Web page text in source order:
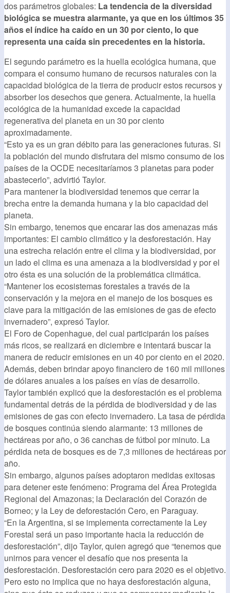
dos parámetros globales: La tendencia de la diversidad
biológica se muestra alarmante, ya que en los últimos 35
años el índice ha caído en un 30 por ciento, lo que
representa una caída sin precedentes en la historia.
El segundo parámetro es la huella ecológica humana, que
compara el consumo humano de recursos naturales con la
capacidad biológica de la tierra de producir estos recursos y
absorber los desechos que genera. Actualmente, la huella
ecológica de la humanidad excede la capacidad
regenerativa del planeta en un 30 por ciento
aproximadamente.
“Esto ya es un gran débito para las generaciones futuras. Si
la población del mundo disfrutara del mismo consumo de los
países de la OCDE necesitaríamos 3 planetas para poder
abastecerlo”, advirtió Taylor.
Para mantener la biodiversidad tenemos que cerrar la
brecha entre la demanda humana y la bio capacidad del
planeta.
Sin embargo, tenemos que encarar las dos amenazas más
importantes: El cambio climático y la desforestación. Hay
una estrecha relación entre el clima y la biodiversidad, por
un lado el clima es una amenaza a la biodiversidad y por el
otro ésta es una solución de la problemática climática.
“Mantener los ecosistemas forestales a través de la
conservación y la mejora en el manejo de los bosques es
clave para la mitigación de las emisiones de gas de efecto
invernadero”, expresó Taylor.
El Foro de Copenhague, del cual participarán los países
más ricos, se realizará en diciembre e intentará buscar la
manera de reducir emisiones en un 40 por ciento en el 2020.
Además, deben brindar apoyo financiero de 160 mil millones
de dólares anuales a los países en vías de desarrollo.
Taylor también explicó que la desforestación es el problema
fundamental detrás de la pérdida de biodiversidad y de las
emisiones de gas con efecto invernadero. La tasa de pérdida
de bosques continúa siendo alarmante: 13 millones de
hectáreas por año, o 36 canchas de fútbol por minuto. La
pérdida neta de bosques es de 7,3 millones de hectáreas por
año.
Sin embargo, algunos países adoptaron medidas exitosas
para detener este fenómeno: Programa del Área Protegida
Regional del Amazonas; la Declaración del Corazón de
Borneo; y la Ley de deforestación Cero, en Paraguay.
“En la Argentina, si se implementa correctamente la Ley
Forestal será un paso importante hacia la reducción de
desforestación”, dijo Taylor, quien agregó que “tenemos que
unirnos para vencer el desafío que nos presenta la
desforestación. Desforestación cero para 2020 es el objetivo.
Pero esto no implica que no haya desforestación alguna,